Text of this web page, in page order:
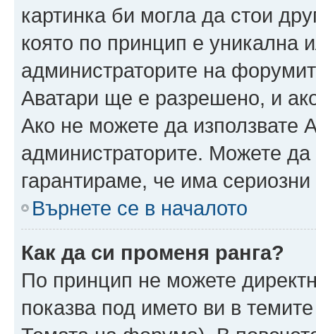
картинка би могла да стои
която по принцип е уникална
администраторите на
Аватари ще е разрешено, и
Ако не можете да използвате
администраторите. Можете да
гарантираме, че има сериозни
Върнете се в началото
Как да си променя ранга?
По принцип не можете
показва под името ви в